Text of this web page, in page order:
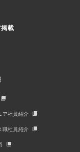
掲載
ア社員紹介
職社員紹介